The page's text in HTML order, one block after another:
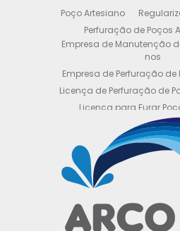
Poço Artesiano
Perfuração de Poços
Empresa de Manutenção
nos
Empresa de Perfuração de
Licença de Perfuração de
Licença para Furar
Licença para Perfuração de
Licença para Poço
Manutenção de Poço
Manutenção Preventiva de
Obtenha sua Licença de
o Artesiano